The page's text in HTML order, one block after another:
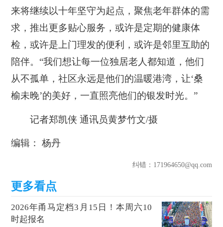
来将继续以十年坚守为起点，聚焦老年群体的需
求，推出更多贴心服务，或许是定期的健康体
检，或许是上门理发的便利，或许是邻里互助的
陪伴。“我们想让每一位独居老人都知道，他们
从不孤单，社区永远是他们的温暖港湾，让‘桑
榆未晚’的美好，一直照亮他们的银发时光。”
记者郑凯侠 通讯员黄梦竹文/摄
编辑： 杨丹
纠错：171964650@qq.com
2026年甬马定档3月15日！本周六10
时起报名